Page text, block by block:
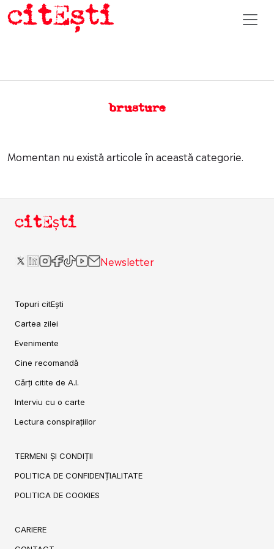
brusture
Momentan nu există articole în această categorie.
citEști
Newsletter
Topuri citEști
Cartea zilei
Evenimente
Cine recomandă
Cărți citite de A.I.
Interviu cu o carte
Lectura conspirațiilor
TERMENI ȘI CONDIȚII
POLITICA DE CONFIDENȚIALITATE
POLITICA DE COOKIES
CARIERE